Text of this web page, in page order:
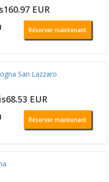
EUR
Réserver maintenant
San Lazzaro
EUR
Réserver maintenant